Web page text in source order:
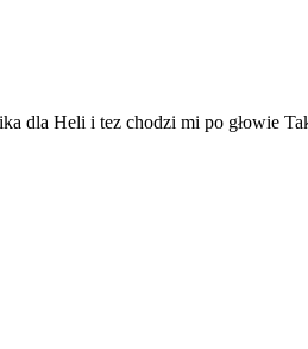
dla Heli i tez chodzi mi po głowie